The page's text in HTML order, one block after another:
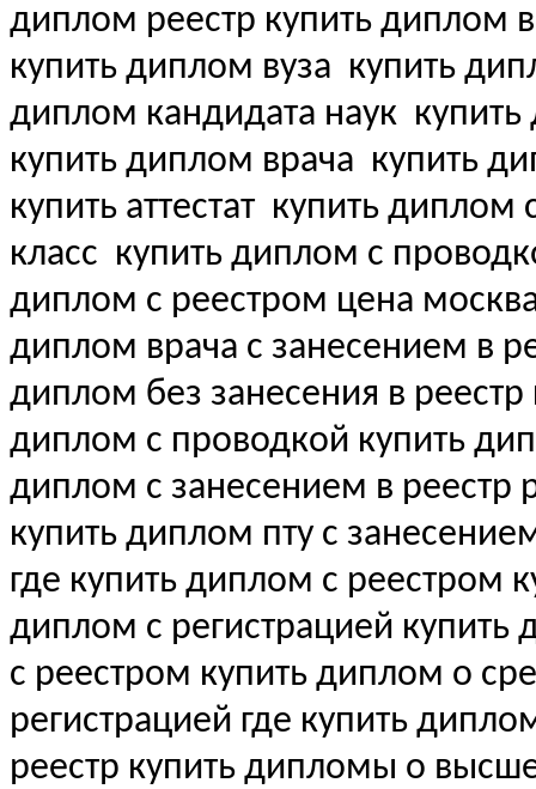
диплом реестр купить диплом
купить диплом вуза купить
диплом кандидата наук
купить диплом врача купить
купить аттестат купить диплом
класс купить диплом с
диплом с реестром цена
диплом врача с занесением в
диплом без занесения в
диплом с проводкой купить
диплом с занесением в реестр
купить диплом пту с
где купить диплом с реестром
диплом с регистрацией
с реестром купить диплом о
регистрацией где купить
реестр купить дипломы о